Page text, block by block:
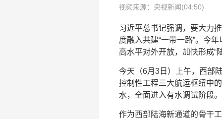
视频来源：央视新闻(04:50)
习近平总书记强调，要大力
度融入共建“一带一路”。今
高水平对外开放，加快形成“
今天（6月3日）上午，西部
控制性工程三大航运枢纽中
水，全面进入有水调试阶段。
作为西部陆海新通道的骨干